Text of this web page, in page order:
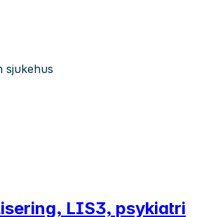
sjukehus
LIS3, psykiatri